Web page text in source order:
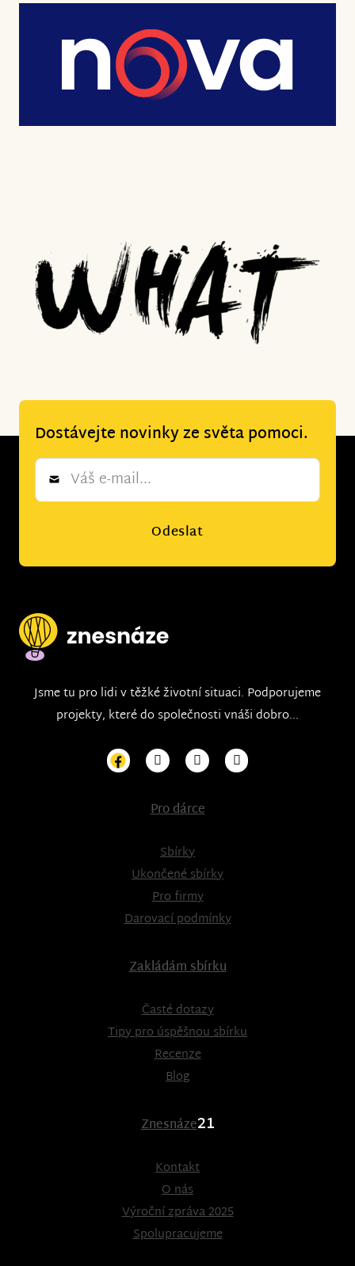
Dostávejte novinky ze světa pomoci.
Newsletter
Odeslat
Jsme tu pro lidi v těžké životní situaci. Podporujeme
projekty, které do společnosti vnáši dobro...
Pro dárce
Sbírky
Ukončené sbírky
Pro firmy
Darovací podmínky
Zakládám sbírku
Časté dotazy
Tipy pro úspěšnou sbírku
Recenze
Blog
Znesnáze21
Kontakt
O nás
Výroční zpráva 2025
Spolupracujeme